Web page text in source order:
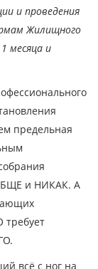
и проведения
Жилищного
месяца и
предельная
и НИКАК. А
всё с ног на